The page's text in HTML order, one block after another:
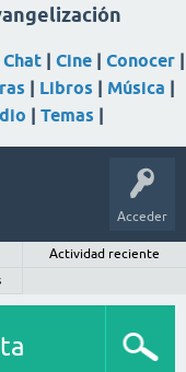
Chat| Cine| Conocer|
| Libros | Música |
| Temas |
Acceder
Actividad reciente